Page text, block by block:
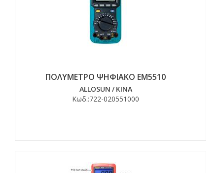
ΠΟΛΥΜΕΤΡΟ ΨΗΦΙΑΚΟ EM5510
ALLOSUN / ΚΙΝΑ
Κωδ.:722-020551000